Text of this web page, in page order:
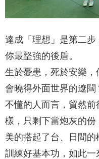
達成「理想」是第二
你最堅強的後盾。
生於憂患，死於安樂
會曉得外面世界的遼
不懂的人而言，貿然
樣，只剩下當炮灰的
美的搭起了台、日間
訓練好基本功，如此